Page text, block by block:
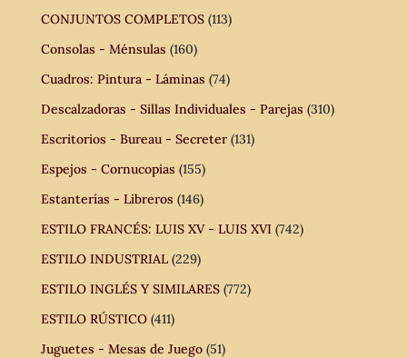
CONJUNTOS COMPLETOS (113)
Consolas - Ménsulas (160)
Cuadros: Pintura - Láminas (74)
Descalzadoras - Sillas Individuales - Parejas (310)
Escritorios - Bureau - Secreter (131)
Espejos - Cornucopias (155)
Estanterías - Libreros (146)
ESTILO FRANCÉS: LUIS XV - LUIS XVI (742)
ESTILO INDUSTRIAL (229)
ESTILO INGLÉS Y SIMILARES (772)
ESTILO RÚSTICO (411)
Juguetes - Mesas de Juego (51)